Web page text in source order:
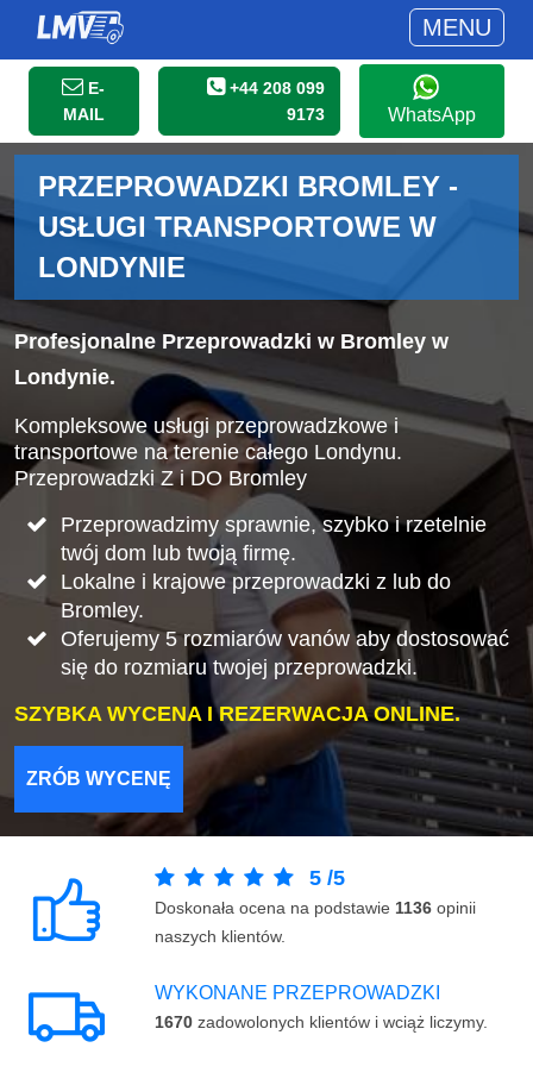
MENU
E-
MAIL
+44 208 099
9173
WhatsApp
PRZEPROWADZKI BROMLEY -
USŁUGI TRANSPORTOWE W
LONDYNIE
Profesjonalne Przeprowadzki w Bromley w
Londynie.
Kompleksowe usługi przeprowadzkowe i
transportowe na terenie całego Londynu.
Przeprowadzki Z i DO Bromley
Przeprowadzimy sprawnie, szybko i rzetelnie
twój dom lub twoją firmę.
Lokalne i krajowe przeprowadzki z lub do
Bromley.
Oferujemy 5 rozmiarów vanów aby dostosować
się do rozmiaru twojej przeprowadzki.
SZYBKA WYCENA I REZERWACJA ONLINE.
ZRÓB WYCENĘ
5 /5
Doskonała ocena na podstawie 1136 opinii
naszych klientów.
WYKONANE PRZEPROWADZKI
1670 zadowolonych klientów i wciąż liczymy.